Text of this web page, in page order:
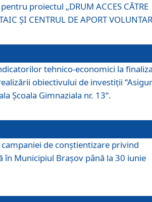
proiectul „DRUM ACCES CĂTRE
ȘI CENTRUL DE APORT
tehnico-economici la
obiectivului de investiții
Școala Gimnaziala nr. 13“.
de conștientizare privind
în Municipiul Braşov până la 30 iunie